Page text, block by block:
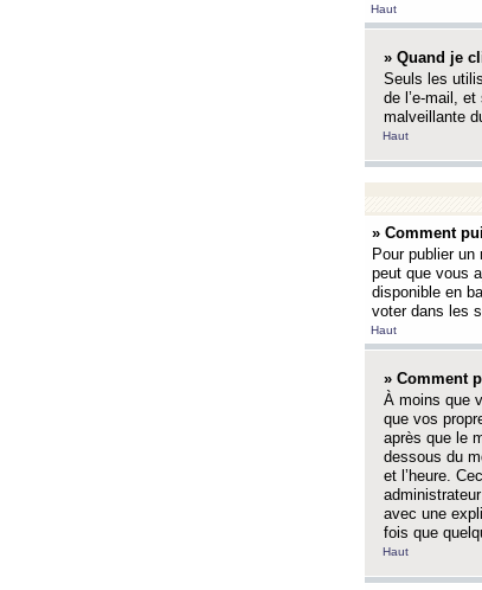
Haut
» Quand je
Seuls les
de l’e-mail,
malveillante
Haut
» Comment
Pour publier
peut que vous
disponible en
voter dans les
Haut
» Comment
À moins que
que vos
après que le
dessous du
et l’heure.
avec une
fois que
Haut